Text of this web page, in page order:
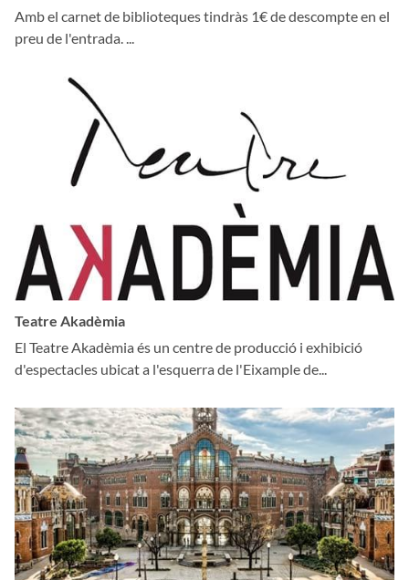
Amb el carnet de biblioteques tindràs 1€ de descompte en el
preu de l'entrada. ...
Teatre Akadèmia
El Teatre Akadèmia és un centre de producció i exhibició
d'espectacles ubicat a l'esquerra de l'Eixample de...